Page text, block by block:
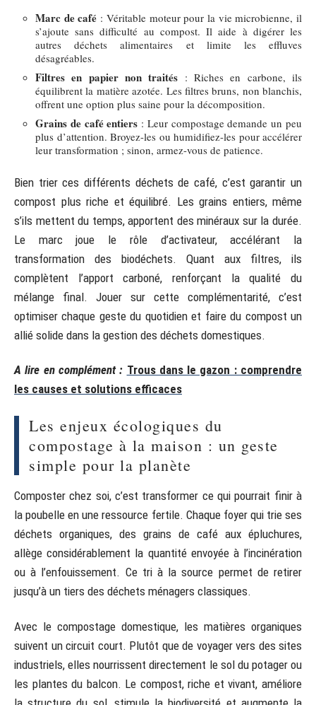
Marc de café : Véritable moteur pour la vie microbienne, il
s’ajoute sans difficulté au compost. Il aide à digérer les
autres déchets alimentaires et limite les effluves
désagréables.
Filtres en papier non traités : Riches en carbone, ils
équilibrent la matière azotée. Les filtres bruns, non blanchis,
offrent une option plus saine pour la décomposition.
Grains de café entiers : Leur compostage demande un peu
plus d’attention. Broyez-les ou humidifiez-les pour accélérer
leur transformation ; sinon, armez-vous de patience.
Bien trier ces différents déchets de café, c’est garantir un
compost plus riche et équilibré. Les grains entiers, même
s’ils mettent du temps, apportent des minéraux sur la durée.
Le marc joue le rôle d’activateur, accélérant la
transformation des biodéchets. Quant aux filtres, ils
complètent l’apport carboné, renforçant la qualité du
mélange final. Jouer sur cette complémentarité, c’est
optimiser chaque geste du quotidien et faire du compost un
allié solide dans la gestion des déchets domestiques.
A lire en complément : Trous dans le gazon : comprendre
les causes et solutions efficaces
Les enjeux écologiques du
compostage à la maison : un geste
simple pour la planète
Composter chez soi, c’est transformer ce qui pourrait finir à
la poubelle en une ressource fertile. Chaque foyer qui trie ses
déchets organiques, des grains de café aux épluchures,
allège considérablement la quantité envoyée à l’incinération
ou à l’enfouissement. Ce tri à la source permet de retirer
jusqu’à un tiers des déchets ménagers classiques.
Avec le compostage domestique, les matières organiques
suivent un circuit court. Plutôt que de voyager vers des sites
industriels, elles nourrissent directement le sol du potager ou
les plantes du balcon. Le compost, riche et vivant, améliore